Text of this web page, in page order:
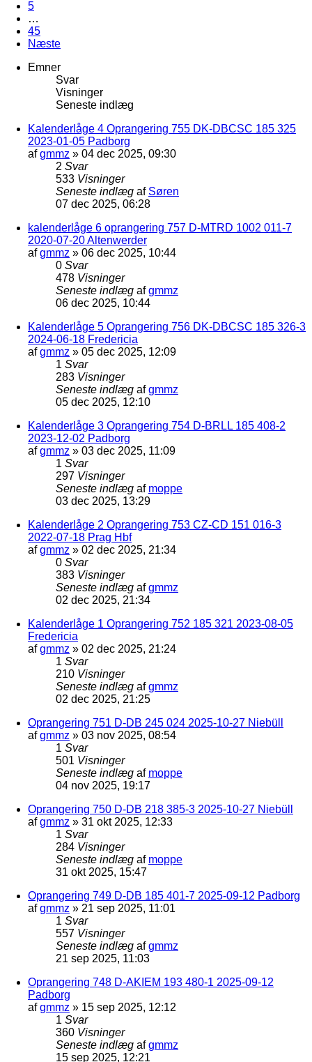
5
…
45
Næste
Emner
Svar
Visninger
Seneste indlæg
Kalenderlåge 4 Oprangering 755 DK-DBCSC 185 325
2023-01-05 Padborg
afgmmz » 04 dec 2025, 09:30
2 Svar
533 Visninger
Seneste indlæg af Søren
07 dec 2025, 06:28
kalenderlåge 6 oprangering 757 D-MTRD 1002 011-7
2020-07-20 Altenwerder
afgmmz » 06 dec 2025, 10:44
0 Svar
478 Visninger
Seneste indlæg afgmmz
06 dec 2025, 10:44
Kalenderlåge 5 Oprangering 756 DK-DBCSC 185 326-3
2024-06-18 Fredericia
afgmmz » 05 dec 2025, 12:09
1 Svar
283 Visninger
Seneste indlæg afgmmz
05 dec 2025, 12:10
Kalenderlåge 3 Oprangering 754 D-BRLL 185 408-2
2023-12-02 Padborg
afgmmz » 03 dec 2025, 11:09
1 Svar
297 Visninger
Seneste indlæg af moppe
03 dec 2025, 13:29
Kalenderlåge 2 Oprangering 753 CZ-CD 151 016-3
2022-07-18 Prag Hbf
afgmmz » 02 dec 2025, 21:34
0 Svar
383 Visninger
Seneste indlæg afgmmz
02 dec 2025, 21:34
Kalenderlåge 1 Oprangering 752 185 321 2023-08-05
Fredericia
afgmmz » 02 dec 2025, 21:24
1 Svar
210 Visninger
Seneste indlæg afgmmz
02 dec 2025, 21:25
Oprangering 751 D-DB 245 024 2025-10-27 Niebüll
afgmmz » 03 nov 2025, 08:54
1 Svar
501 Visninger
Seneste indlæg af moppe
04 nov 2025, 19:17
Oprangering 750 D-DB 218 385-3 2025-10-27 Niebüll
afgmmz » 31 okt 2025, 12:33
1 Svar
284 Visninger
Seneste indlæg af moppe
31 okt 2025, 15:47
Oprangering 749 D-DB 185 401-7 2025-09-12 Padborg
afgmmz » 21 sep 2025, 11:01
1 Svar
557 Visninger
Seneste indlæg afgmmz
21 sep 2025, 11:03
Oprangering 748 D-AKIEM 193 480-1 2025-09-12
Padborg
afgmmz » 15 sep 2025, 12:12
1 Svar
360 Visninger
Seneste indlæg afgmmz
15 sep 2025, 12:21